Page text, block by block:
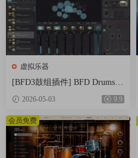
虚拟乐器
[BFD3鼓组插件] BFD Drums B
FD3 v3.5.0.49-R2R [WiN]（60.
2026-05-03 9.9
会员免费